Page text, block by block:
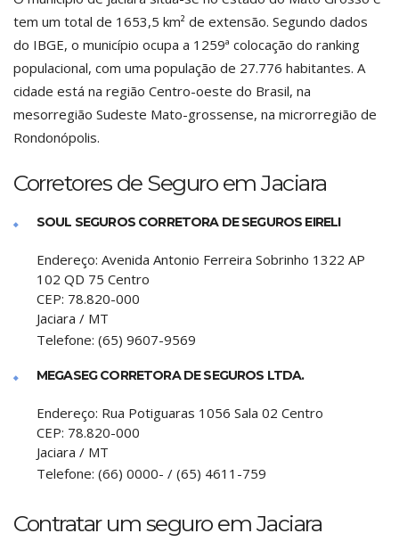
tem um total de 1653,5 km² de extensão. Segundo dados
do IBGE, o município ocupa a 1259ª colocação do ranking
populacional, com uma população de 27.776 habitantes. A
cidade está na região Centro-oeste do Brasil, na
mesorregião Sudeste Mato-grossense, na microrregião de
Rondonópolis.
Corretores de Seguro em Jaciara
SOUL SEGUROS CORRETORA DE SEGUROS EIRELI
Endereço: Avenida Antonio Ferreira Sobrinho 1322 AP
102 QD 75 Centro
CEP: 78.820-000
Jaciara / MT
Telefone: (65) 9607-9569
MEGASEG CORRETORA DE SEGUROS LTDA.
Endereço: Rua Potiguaras 1056 Sala 02 Centro
CEP: 78.820-000
Jaciara / MT
Telefone: (66) 0000- / (65) 4611-759
Contratar um seguro em Jaciara